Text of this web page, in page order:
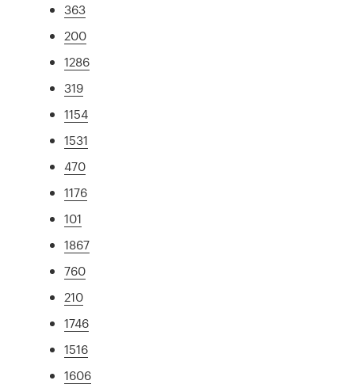
363
200
1286
319
1154
1531
470
1176
101
1867
760
210
1746
1516
1606